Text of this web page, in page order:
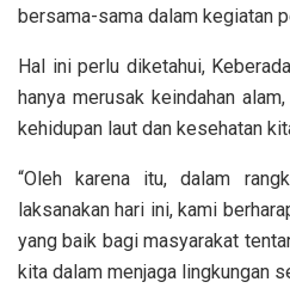
bersama-sama dalam kegiatan
Hal ini perlu diketahui,
hanya merusak keindahan
kehidupan laut dan kesehatan
“Oleh karena itu, dalam
laksanakan hari ini, kami
yang baik bagi masyarakat
kita dalam menjaga lingkungan